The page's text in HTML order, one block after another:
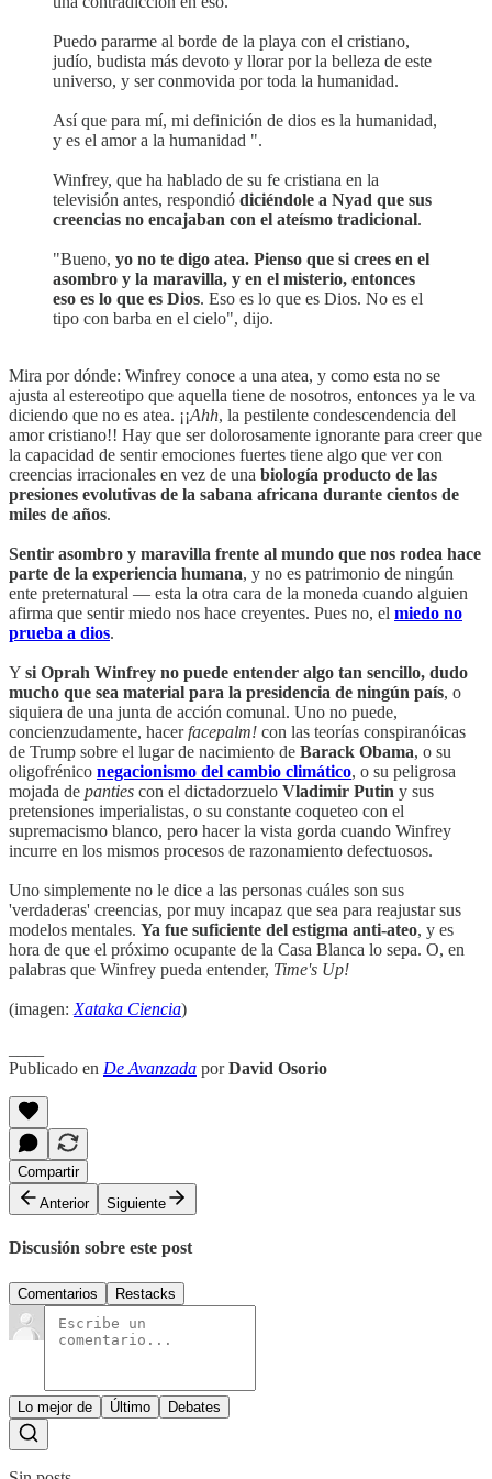
Puedo pararme al borde de la playa con el cristiano,
judío, budista más devoto y llorar por la belleza de este
universo, y ser conmovida por toda la humanidad.
Así que para mí, mi definición de dios es la humanidad,
y es el amor a la humanidad ".
Winfrey, que ha hablado de su fe cristiana en la
televisión antes, respondió diciéndole a Nyad que sus
creencias no encajaban con el ateísmo tradicional.
"Bueno, yo no te digo atea. Pienso que si crees en el
asombro y la maravilla, y en el misterio, entonces
eso es lo que es Dios. Eso es lo que es Dios. No es el
tipo con barba en el cielo", dijo.
Mira por dónde: Winfrey conoce a una atea, y como esta no se
ajusta al estereotipo que aquella tiene de nosotros, entonces ya le va
diciendo que no es atea. ¡¡Ahh, la pestilente condescendencia del
amor cristiano!! Hay que ser dolorosamente ignorante para creer que
la capacidad de sentir emociones fuertes tiene algo que ver con
creencias irracionales en vez de una biología producto de las
presiones evolutivas de la sabana africana durante cientos de
miles de años.
Sentir asombro y maravilla frente al mundo que nos rodea hace
parte de la experiencia humana, y no es patrimonio de ningún
ente preternatural — esta la otra cara de la moneda cuando alguien
afirma que sentir miedo nos hace creyentes. Pues no, el miedo no
prueba a dios.
Y si Oprah Winfrey no puede entender algo tan sencillo, dudo
mucho que sea material para la presidencia de ningún país, o
siquiera de una junta de acción comunal. Uno no puede,
concienzudamente, hacerfacepalm! con las teorías conspiranóicas
de Trump sobre el lugar de nacimiento de Barack Obama, o su
oligofrénico negacionismo del cambio climático, o su peligrosa
mojada de panties con el dictadorzuelo Vladimir Putin y sus
pretensiones imperialistas, o su constante coqueteo con el
supremacismo blanco, pero hacer la vista gorda cuando Winfrey
incurre en los mismos procesos de razonamiento defectuosos.
Uno simplemente no le dice a las personas cuáles son sus
'verdaderas' creencias, por muy incapaz que sea para reajustar sus
modelos mentales. Ya fue suficiente del estigma anti-ateo, y es
hora de que el próximo ocupante de la Casa Blanca lo sepa. O, en
palabras que Winfrey pueda entender, Time's Up!
(imagen: Xataka Ciencia)
Publicado en De Avanzada porDavid Osorio
Compartir
Anterior
Siguiente
Discusión sobre este post
Comentarios Restacks
Lo mejor de Último Debates